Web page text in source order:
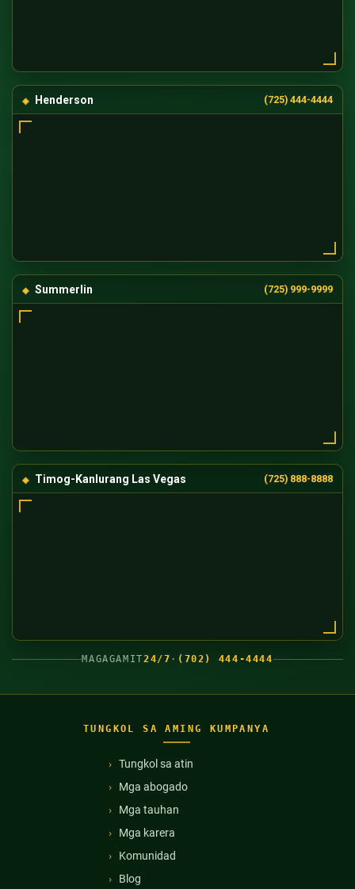
Henderson (725) 444-4444
Summerlin (725) 999-9999
Timog-Kanlurang Las Vegas (725) 888-8888
MAGAGAMIT24/7 · (702) 444-4444
TUNGKOL SA AMING KUMPANYA
Tungkol sa atin
Mga abogado
Mga tauhan
Mga karera
Komunidad
Blog